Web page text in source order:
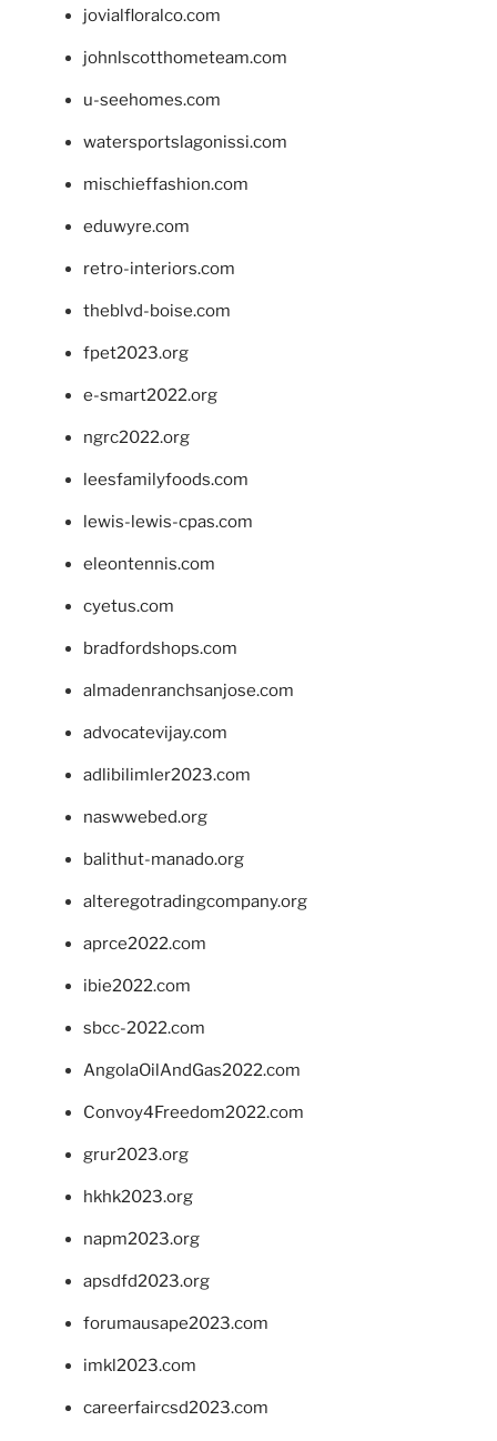
jovialfloralco.com
johnlscotthometeam.com
u-seehomes.com
watersportslagonissi.com
mischieffashion.com
eduwyre.com
retro-interiors.com
theblvd-boise.com
fpet2023.org
e-smart2022.org
ngrc2022.org
leesfamilyfoods.com
lewis-lewis-cpas.com
eleontennis.com
cyetus.com
bradfordshops.com
almadenranchsanjose.com
advocatevijay.com
adlibilimler2023.com
naswwebed.org
balithut-manado.org
alteregotradingcompany.org
aprce2022.com
ibie2022.com
sbcc-2022.com
AngolaOilAndGas2022.com
Convoy4Freedom2022.com
grur2023.org
hkhk2023.org
napm2023.org
apsdfd2023.org
forumausape2023.com
imkl2023.com
careerfaircsd2023.com